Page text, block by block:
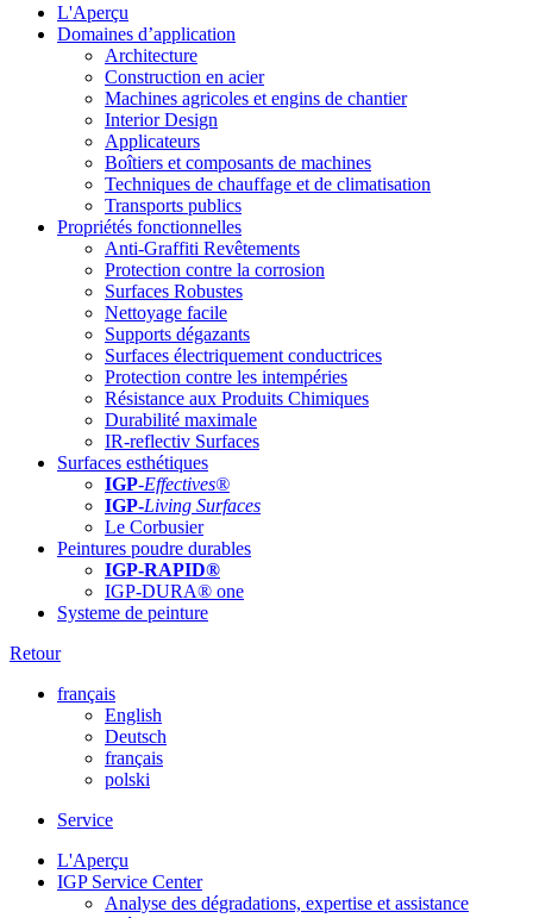
L'Aperçu
Domaines d’application
Architecture
Construction en acier
Machines agricoles et engins de chantier
Interior Design
Applicateurs
Boîtiers et composants de machines
Techniques de chauffage et de climatisation
Transports publics
Propriétés fonctionnelles
Anti-Graffiti Revêtements
Protection contre la corrosion
Surfaces Robustes
Nettoyage facile
Supports dégazants
Surfaces électriquement conductrices
Protection contre les intempéries
Résistance aux Produits Chimiques
Durabilité maximale
IR-reflectiv Surfaces
Surfaces esthétiques
IGP-Effectives®
IGP-Living Surfaces
Le Corbusier
Peintures poudre durables
IGP-RAPID®
IGP-DURA® one
Systeme de peinture
Retour
français
English
Deutsch
français
polski
Service
L'Aperçu
IGP Service Center
Analyse des dégradations, expertise et assistance